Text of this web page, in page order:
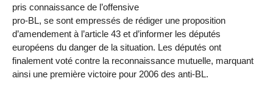
pris connaissance de l’offensive
pro-BL, se sont empressés de rédiger une proposition
d’amendement à l’article 43 et d’informer les députés
européens du danger de la situation. Les députés ont
finalement voté contre la reconnaissance mutuelle, marquant
ainsi une première victoire pour 2006 des anti-BL.